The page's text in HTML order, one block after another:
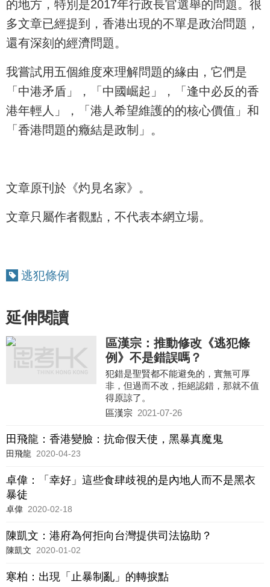
的地方，特別是2017年行政長官選舉的問題。很
多文章已經提到，香港出現的不單是政治問題，
還有深刻的經濟問題。
我嘗試用五個維度來理解問題的緣由，它們是
「中港矛盾」，「中國崛起」，「逢中必反的香
港年輕人」，「港人希望維護的的核心價值」和
「香港問題的癥結是政制」。
文章原刊於《灼見名家》。
文章只屬作者觀點，不代表本網立場。
逃犯條例
延伸閱讀
區漢宗：推動修改《逃犯條
例》不是錯誤嗎？
犯錯是聖賢都不能避免的，實無可厚
非，但過而不改，拒絕認錯，那就不值
得原諒了。
區漢宗 2021-07-26
田飛龍：香港變臉：抗命假天使，黑暴真魔鬼
田飛龍 2020-04-23
卓偉：「幸好」這些食肆歧視的是內地人而不是黑衣
暴徒
卓偉 2020-02-18
陳凱文：港府為何拒向台灣提供司法協助？
陳凱文 2020-01-02
寒柏：出現「止暴制亂」的轉捩點